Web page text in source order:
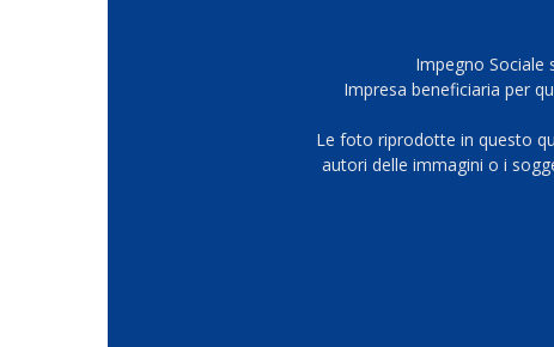
Impegno Sociale
Impresa beneficiaria per
Le foto riprodotte in questo
autori delle immagini o i